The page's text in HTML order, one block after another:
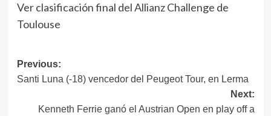
Ver clasificación final del Allianz Challenge de
Toulouse
Navegación
de
entradas
Previous:
Santi Luna (-18) vencedor del Peugeot Tour, en Lerma
Next:
Kenneth Ferrie ganó el Austrian Open en play off a